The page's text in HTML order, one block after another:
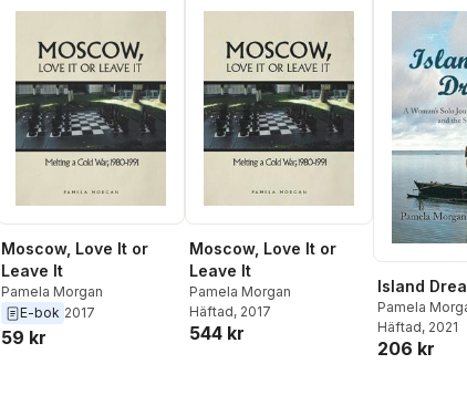
Moscow, Love It or
Leave It
Pamela Morgan
E-bok 2017
59 kr
Moscow, Love It or
Leave It
Pamela Morgan
Häftad, 2017
544 kr
Island
Pamela
Häftad, 2021
206 kr